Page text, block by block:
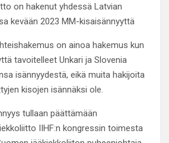
on hakenut yhdessä Latvian
kevään 2023 MM-kisaisännyyttä
on ainoa hakemus kun
tavoitelleet Unkari ja Slovenia
isännyydestä, eikä muita hakijoita
kisojen isännäksi ole.
tullaan päättämään
IIHF:n kongressin toimesta